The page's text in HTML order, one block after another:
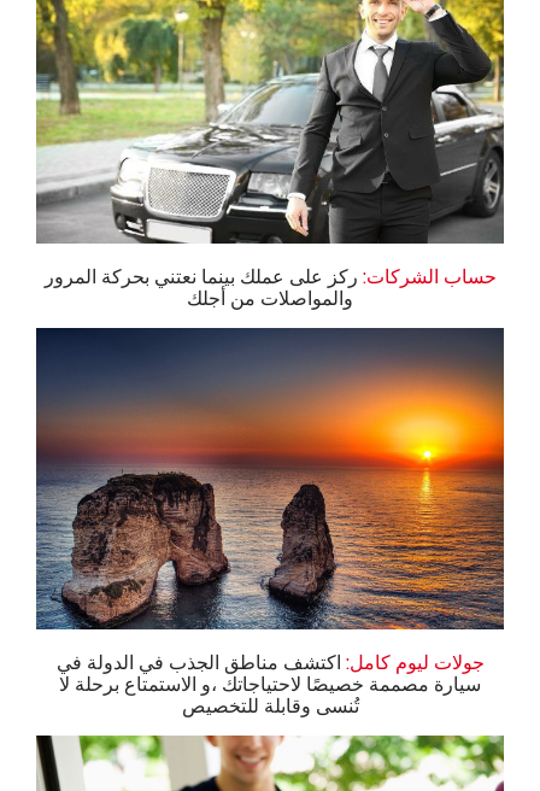
حساب الشركات: ركز على عملك بينما نعتني بحركة المرور
والمواصلات من أجلك
جولات ليوم كامل: اكتشف مناطق الجذب في الدولة في
سيارة مصممة خصيصًا لاحتياجاتك ،و الاستمتاع برحلة لا
تُنسى وقابلة للتخصيص